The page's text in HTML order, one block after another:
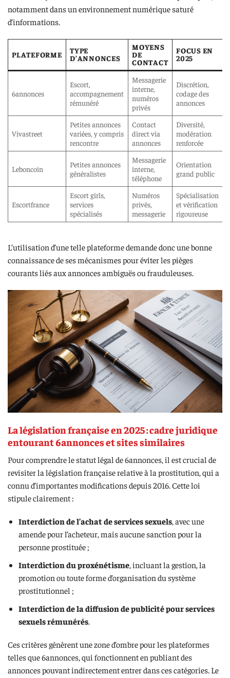
notamment dans un environnement numérique saturé
d’informations.
PLATEFORME
TYPE
D’ANNONCES
MOYENS
DE
CONTACT
FOCUS EN
2025
6annonces
Escort,
accompagnement
rémunéré
Messagerie
interne,
numéros
privés
Discrétion,
codage des
annonces
Vivastreet
Petites annonces
variées, y compris
rencontre
Contact
direct via
annonces
Diversité,
modération
renforcée
Leboncoin
Petites annonces
généralistes
Messagerie
interne,
téléphone
Orientation
grand public
Escortfrance
Escort girls,
services
spécialisés
Numéros
privés,
messagerie
Spécialisation
et vérification
rigoureuse
L’utilisation d’une telle plateforme demande donc une bonne
connaissance de ses mécanismes pour éviter les pièges
courants liés aux annonces ambiguës ou frauduleuses.
La législation française en 2025 : cadre juridique
entourant 6annonces et sites similaires
Pour comprendre le statut légal de 6annonces, il est crucial de
revisiter la législation française relative à la prostitution, qui a
connu d’importantes modifications depuis 2016. Cette loi
stipule clairement :
Interdiction de l’achat de services sexuels, avec une
amende pour l’acheteur, mais aucune sanction pour la
personne prostituée ;
Interdiction du proxénétisme, incluant la gestion, la
promotion ou toute forme d’organisation du système
prostitutionnel ;
Interdiction de la diffusion de publicité pour services
sexuels rémunérés.
Ces critères génèrent une zone d’ombre pour les plateformes
telles que 6annonces, qui fonctionnent en publiant des
annonces pouvant indirectement entrer dans ces catégories. Le